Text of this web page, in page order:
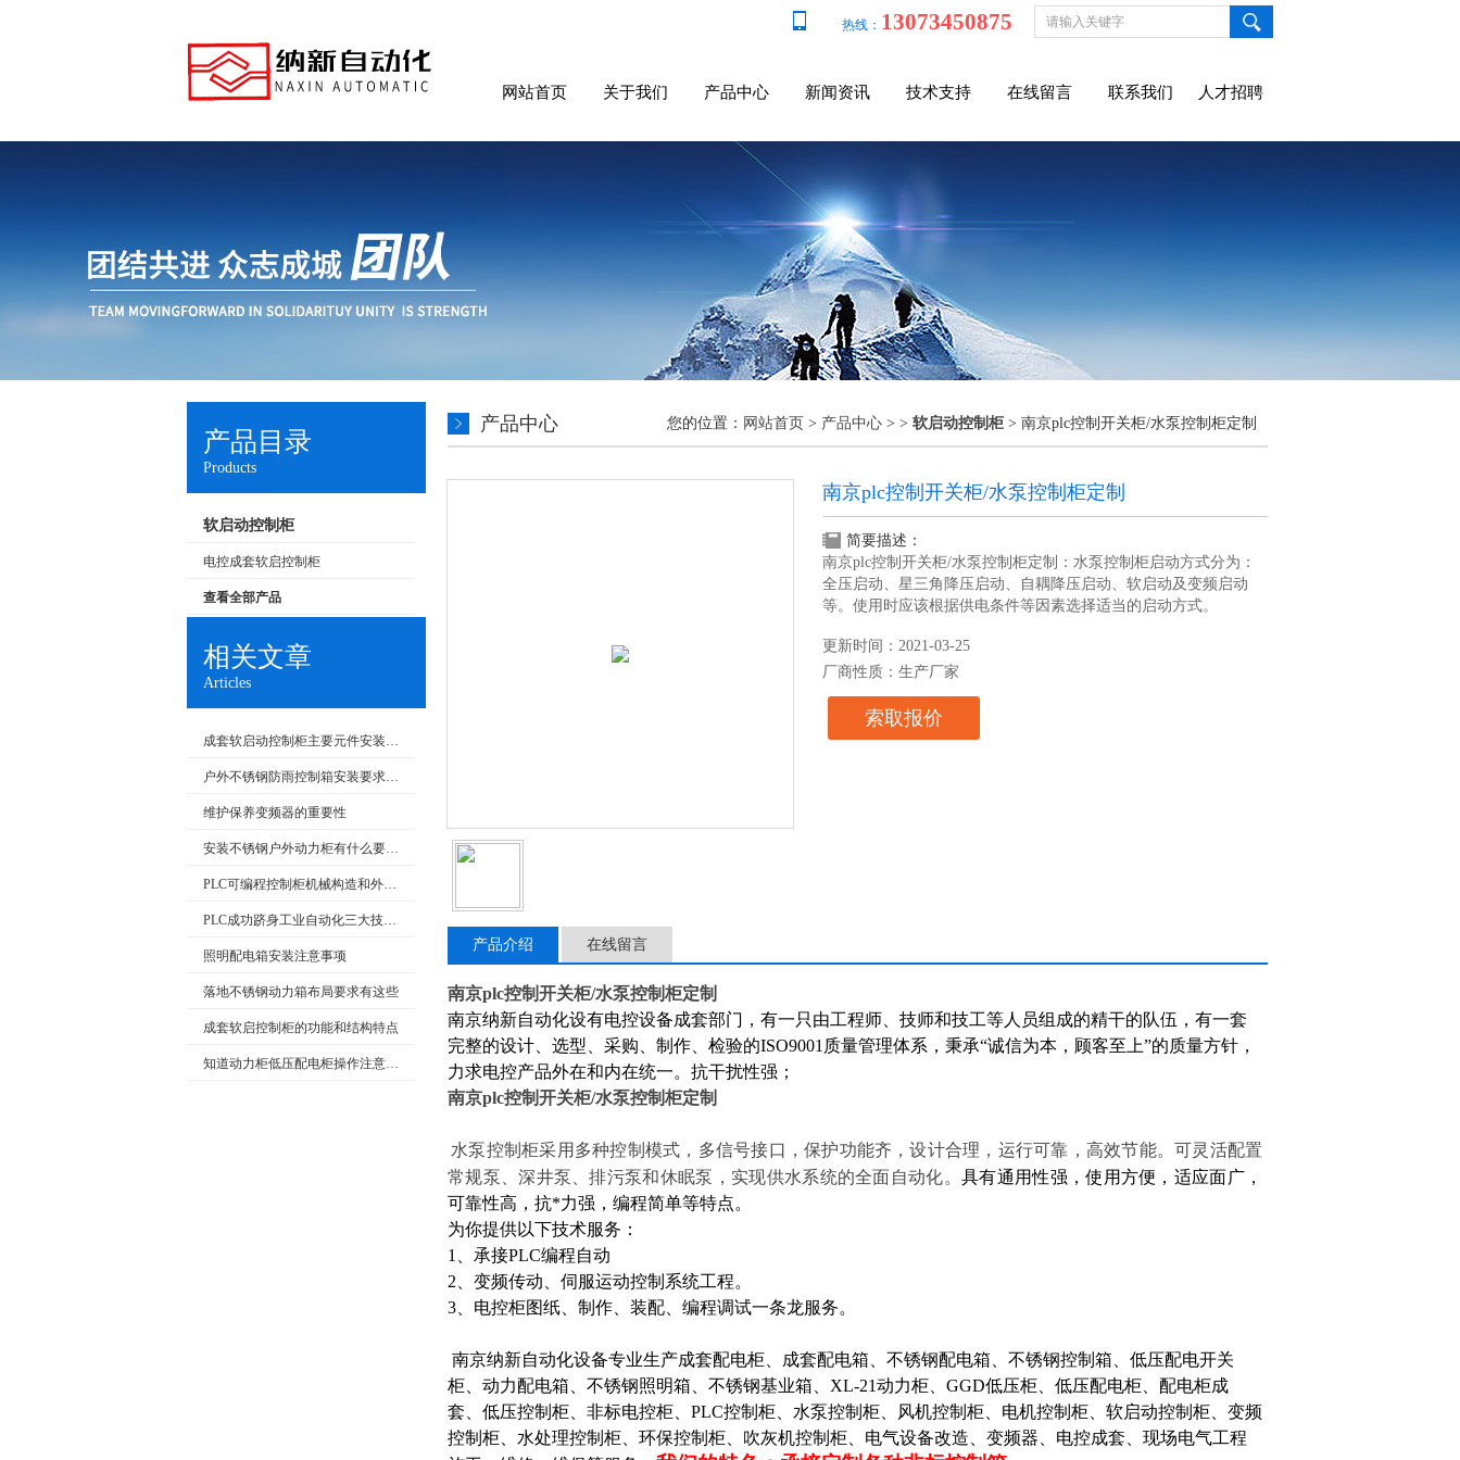
热线： 13073450875
网站首页 关于我们 产品中心 新闻资讯 技术支持 在线留言 联系我们 人才招聘
产品目录
Products
软启动控制柜
电控成套软启控制柜
查看全部产品
相关文章
Articles
成套软启动控制柜主要元件安装要求和在生产中的应用
户外不锈钢防雨控制箱安装要求和产品特点
维护保养变频器的重要性
安装不锈钢户外动力柜有什么要求呢
PLC可编程控制柜机械构造和外部回路的检查
PLC成功跻身工业自动化三大技术支柱
照明配电箱安装注意事项
落地不锈钢动力箱布局要求有这些
成套软启控制柜的功能和结构特点
知道动力柜低压配电柜操作注意事项很重要
产品中心 您的位置： 网站首页 > 产品中心 > > 软启动控制柜 > 南京plc控制开关柜/水泵控制柜定制
南京plc控制开关柜/水泵控制柜定制
简要描述：
南京plc控制开关柜/水泵控制柜定制：水泵控制柜启动方式分为：
全压启动、星三角降压启动、自耦降压启动、软启动及变频启动
等。使用时应该根据供电条件等因素选择适当的启动方式。
更新时间：2021-03-25
厂商性质：生产厂家
索取报价
产品介绍 在线留言
南京plc控制开关柜/水泵控制柜定制
南京纳新自动化设有电控设备成套部门，有一只由工程师、技师和技工等人员组成的精干的队伍，有一套
完整的设计、选型、采购、制作、检验的ISO9001质量管理体系，秉承“诚信为本，顾客至上”的质量方针，
力求电控产品外在和内在统一。 抗干扰性强；
南京plc控制开关柜/水泵控制柜定制
水泵控制柜采用多种控制模式，多信号接口，保护功能齐，设计合理，运行可靠，高效节能。可灵活配置
常规泵、深井泵、排污泵和休眠泵，实现供水系统的全面自动化。具有通用性强，使用方便，适应面广，
可靠性高，抗*力强，编程简单等特点。
为你提供以下技术服务：
1、承接PLC编程自动
2、变频传动、伺服运动控制系统工程。
3、电控柜图纸、制作、装配、编程调试一条龙服务。
南京纳新自动化设备专业生产成套配电柜、成套配电箱、不锈钢配电箱、不锈钢控制箱、低压配电开关
柜、动力配电箱、不锈钢照明箱、不锈钢基业箱、XL-21动力柜、GGD低压柜、低压配电柜、配电柜成
套、低压控制柜、非标电控柜、PLC控制柜、水泵控制柜、风机控制柜、电机控制柜、软启动控制柜、变频
控制柜、水处理控制柜、环保控制柜、吹灰机控制柜、电气设备改造、变频器、电控成套、现场电气工程